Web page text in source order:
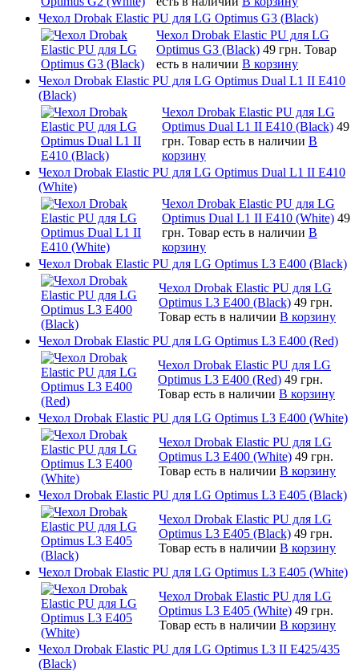
Чехол Drobak Elastic PU для LG Optimus G3 (Black)
Чехол Drobak Elastic PU для LG
Optimus G3 (Black) 49 грн. Товар
есть в наличии В корзину
Чехол Drobak Elastic PU для LG Optimus Dual L1 II E410
(Black)
Чехол Drobak Elastic PU для LG
Optimus Dual L1 II E410 (Black) 49
грн. Товар есть в наличии В
корзину
Чехол Drobak Elastic PU для LG Optimus Dual L1 II E410
(White)
Чехол Drobak Elastic PU для LG
Optimus Dual L1 II E410 (White) 49
грн. Товар есть в наличии В
корзину
Чехол Drobak Elastic PU для LG Optimus L3 E400 (Black)
Чехол Drobak Elastic PU для LG
Optimus L3 E400 (Black) 49 грн.
Товар есть в наличии В корзину
Чехол Drobak Elastic PU для LG Optimus L3 E400 (Red)
Чехол Drobak Elastic PU для LG
Optimus L3 E400 (Red) 49 грн.
Товар есть в наличии В корзину
Чехол Drobak Elastic PU для LG Optimus L3 E400 (White)
Чехол Drobak Elastic PU для LG
Optimus L3 E400 (White) 49 грн.
Товар есть в наличии В корзину
Чехол Drobak Elastic PU для LG Optimus L3 E405 (Black)
Чехол Drobak Elastic PU для LG
Optimus L3 E405 (Black) 49 грн.
Товар есть в наличии В корзину
Чехол Drobak Elastic PU для LG Optimus L3 E405 (White)
Чехол Drobak Elastic PU для LG
Optimus L3 E405 (White) 49 грн.
Товар есть в наличии В корзину
Чехол Drobak Elastic PU для LG Optimus L3 II E425/435
(Black)